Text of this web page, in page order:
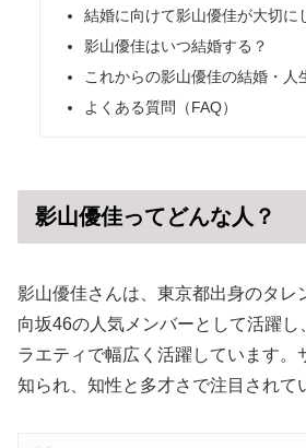
結婚に向けて影山優佳が大切に
影山優佳はいつ結婚する？
これからの影山優佳の結婚・人
よくある質問（FAQ）
影山優佳ってどんな人？
影山優佳さんは、東京都出身のタレ
向坂46の人気メンバーとして活躍
ラエティで幅広く活躍しています。
知られ、知性と多才さで注目されて